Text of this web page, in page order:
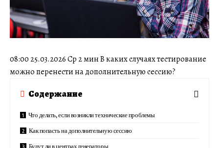
08:00 25.03.2026 Ср 2 мин В каких случаях тестирование
можно перенести на дополнительную сессию?
Содержание
Что делать, если возникли технические проблемы
Как попасть на дополнительную сессию
Будут ли в центрах генераторы